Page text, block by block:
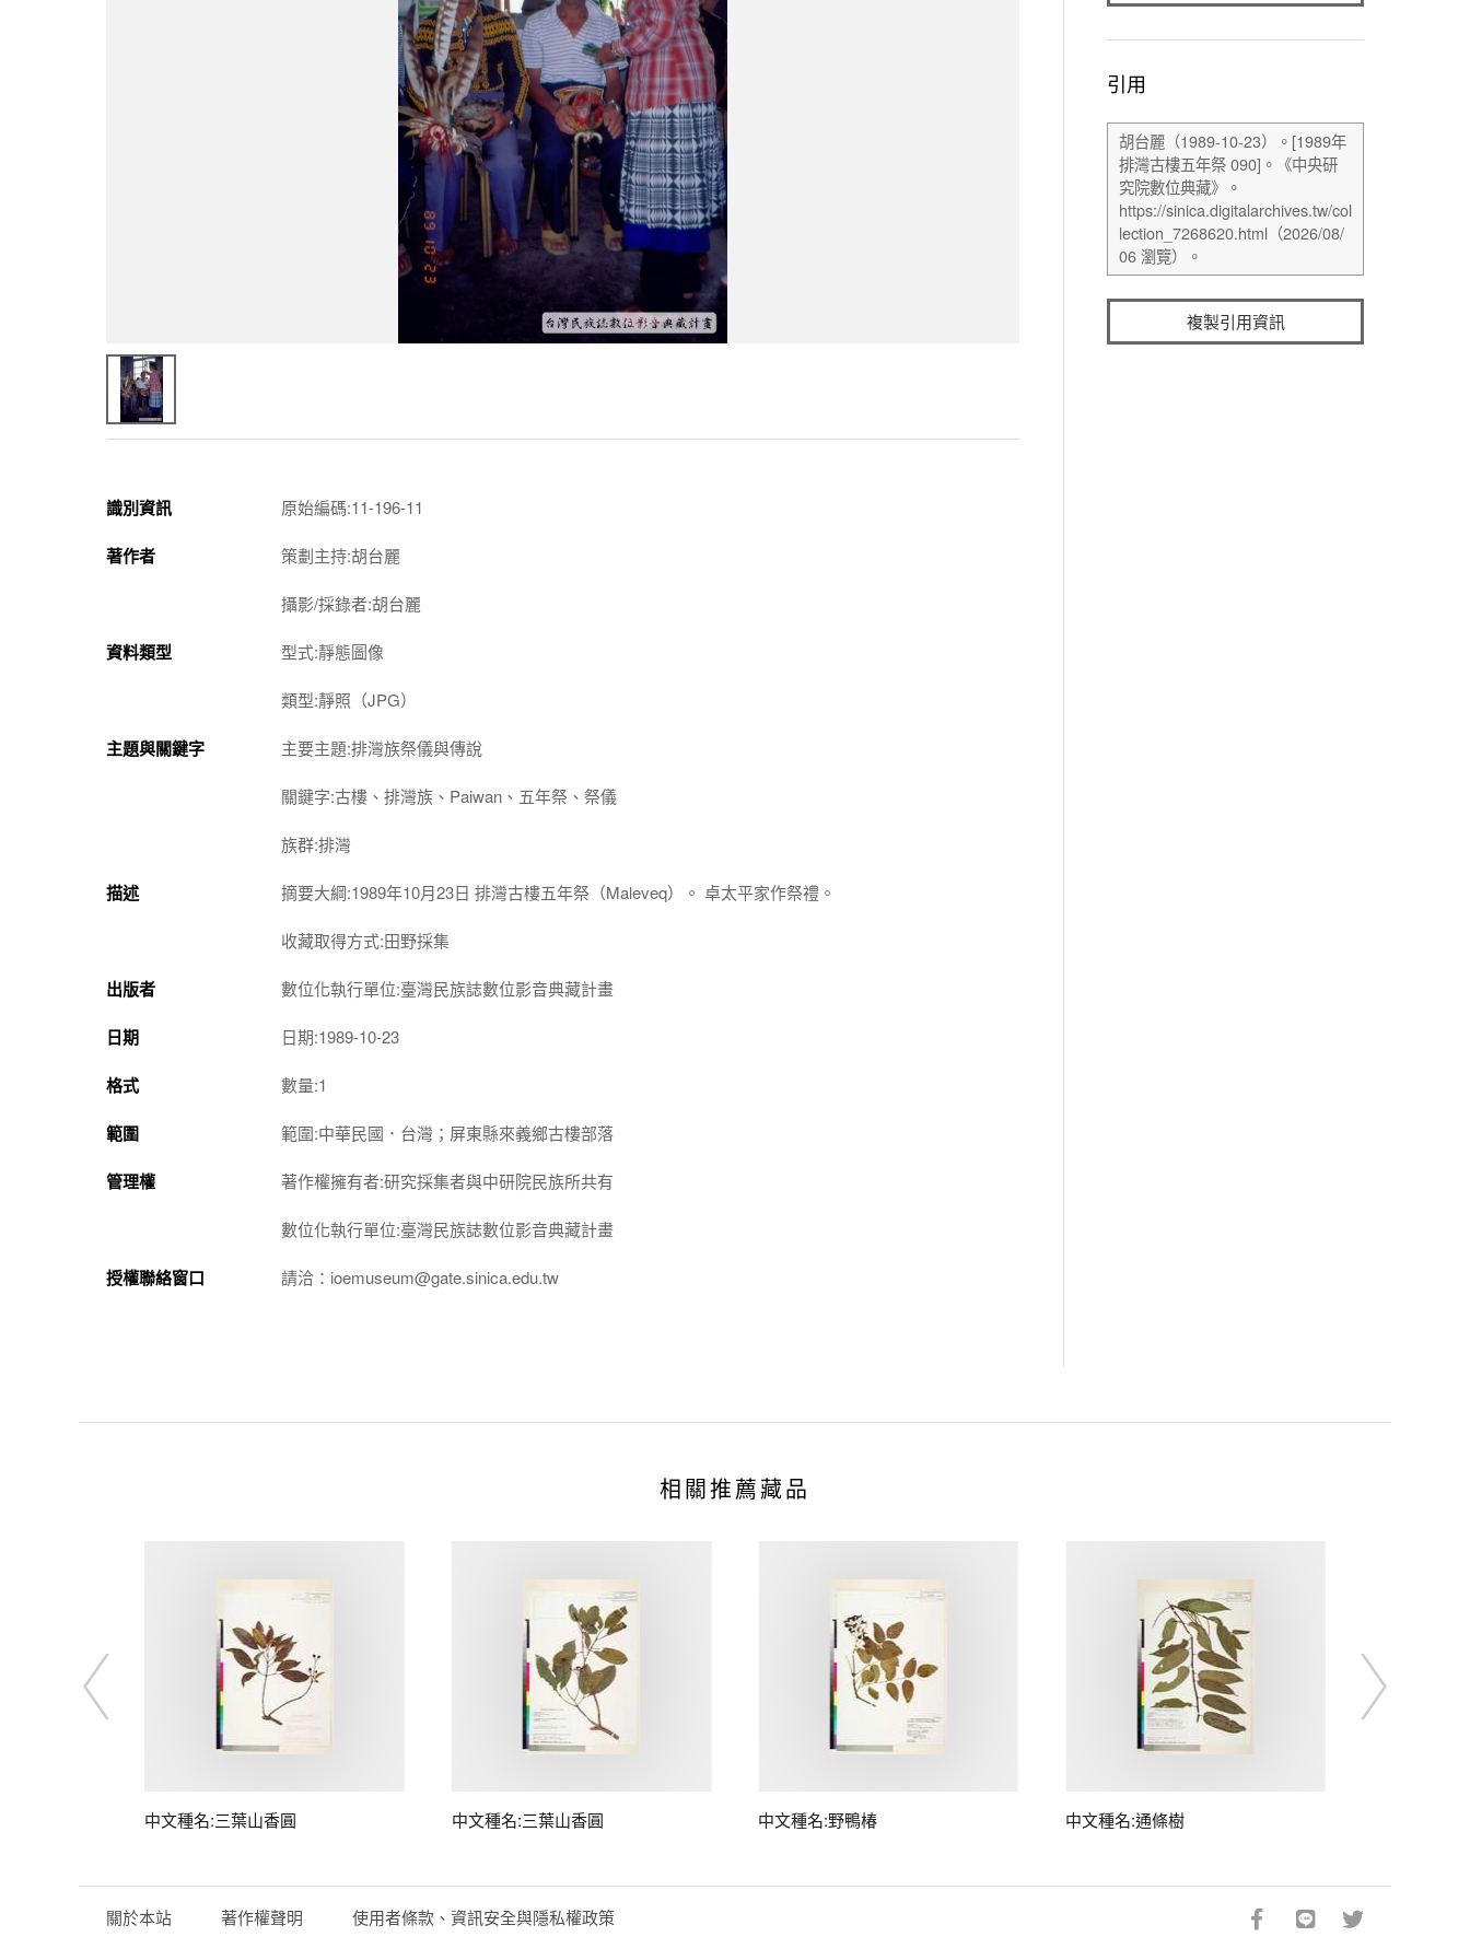
識別資訊 原始編碼:11-196-11
著作者 策劃主持:胡台麗
攝影/採錄者:胡台麗
資料類型 型式:靜態圖像
類型:靜照（JPG）
主題與關鍵字 主要主題:排灣族祭儀與傳說
關鍵字:古樓、排灣族、Paiwan、五年祭、祭儀
族群:排灣
描述 摘要大綱:1989年10月23日 排灣古樓五年祭（Maleveq）。 卓太平家作祭禮。
收藏取得方式:田野採集
出版者 數位化執行單位:臺灣民族誌數位影音典藏計畫
日期 日期:1989-10-23
格式 數量:1
範圍 範圍:中華民國．台灣；屏東縣來義鄉古樓部落
管理權 著作權擁有者:研究採集者與中研院民族所共有
數位化執行單位:臺灣民族誌數位影音典藏計畫
授權聯絡窗口 請洽：ioemuseum@gate.sinica.edu.tw
引用
複製引用資訊
相關推薦藏品
中文種名:三葉山香圓 中文種名:三葉山香圓 中文種名:野鴨椿 中文種名:通條樹
關於本站 著作權聲明 使用者條款、資訊安全與隱私權政策